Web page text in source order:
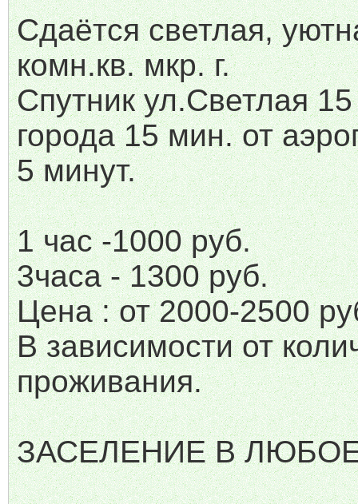
Сдаётся светлая,
комн.кв. мкр. г.
Спутник ул.Светлая
города 15 мин. от
5 минут.
1 час -1000 руб.
3часа - 1300 руб.
Цена : от 2000-2500
В зависимости от
проживания.
ЗАСЕЛЕНИЕ В